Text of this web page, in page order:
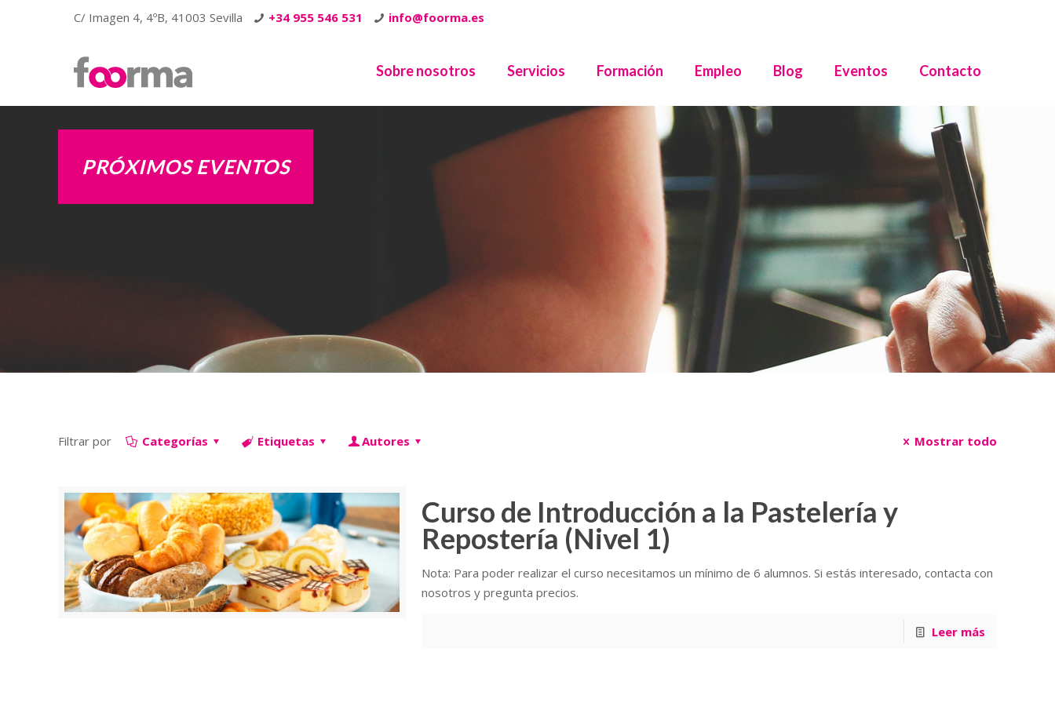
C/ Imagen 4, 4ºB, 41003 Sevilla +34 955 546 531 info@foorma.es
Sobre nosotros Servicios Formación Empleo Blog Eventos Contacto
PRÓXIMOS EVENTOS
Filtrar por Categorías Etiquetas Autores Mostrar todo
Curso de Introducción a la Pastelería y
Repostería (Nivel 1)
Nota: Para poder realizar el curso necesitamos un mínimo de 6 alumnos. Si estás interesado, contacta con
nosotros y pregunta precios.
Leer más